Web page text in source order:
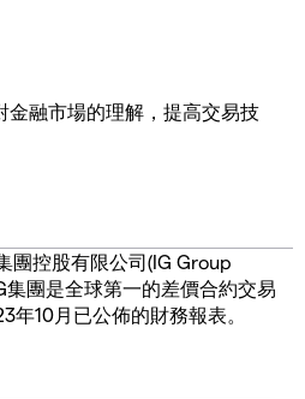
金融市場的理解，提高交易技
團控股有限公司(IG Group
團是全球第一的差價合約交易
10月已公佈的財務報表。